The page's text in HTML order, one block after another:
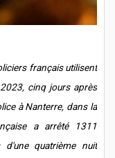
français utilisent
cinq jours après
à Nanterre, dans la
a arrêté 1311
quatrième nuit